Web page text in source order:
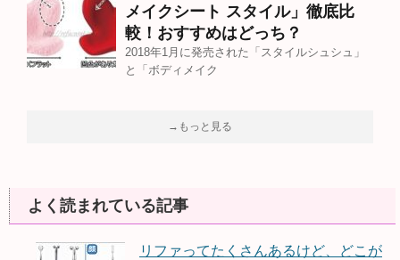
メイクシート スタイル」徹底比
較！おすすめはどっち？
2018年1月に発売された「スタイルシュシュ」
と「ボディメイク
→もっと見る
よく読まれている記事
リファってたくさんあるけど、どこが